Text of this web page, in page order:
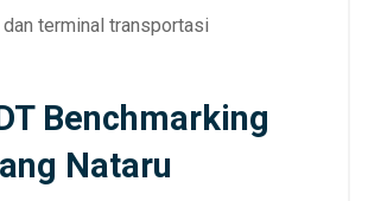
dan terminal transportasi
Benchmarking
Nataru